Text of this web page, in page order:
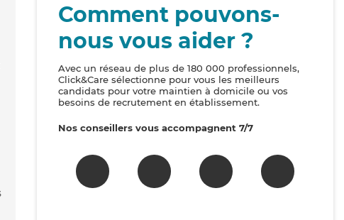
Comment pouvons-
nous vous aider ?
Avec un réseau de plus de 180 000 professionnels,
Click&Care sélectionne pour vous les meilleurs
candidats pour votre maintien à domicile ou vos
besoins de recrutement en établissement.
Nos conseillers vous accompagnent 7/7